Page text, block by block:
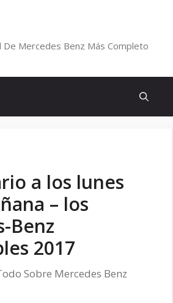
De Mercedes Benz Más Completo
a los lunes
– los
Benz
2017
Sobre Mercedes Benz